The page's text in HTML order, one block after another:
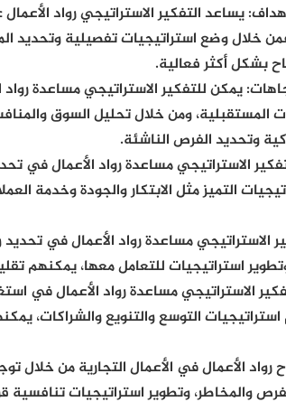
:يساعد التفكير الاستراتيجي رواد
خلال وضع استراتيجيات تفصيلية وتحديد
بشكل أكثر فعالية.
:يمكن للتفكير الاستراتيجي مساعدة
المستقبلية، ومن خلال تحليل السوق
وتحديد الفرص الناشئة.
الاستراتيجي مساعدة رواد الأعمال في
التميز مثل الابتكار والجودة وخدمة
الاستراتيجي مساعدة رواد الأعمال في
استراتيجيات للتعامل معها، يمكنهم
الاستراتيجي مساعدة رواد الأعمال في
التوسع والتنويع والشراكات،
رواد الأعمال في الأعمال التجارية من
والمخاطر، وتطوير استراتيجيات تنافسية